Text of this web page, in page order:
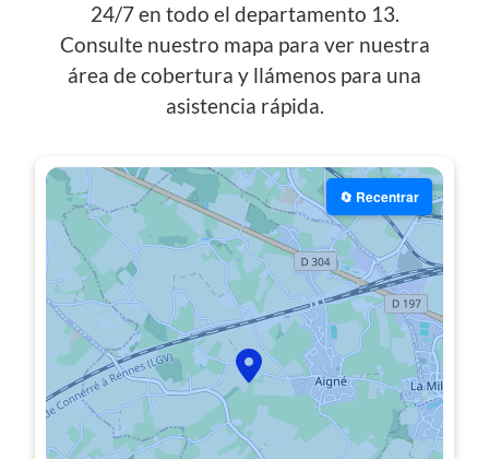
24/7 en todo el departamento 13.
Consulte nuestro mapa para ver nuestra
área de cobertura y llámenos para una
asistencia rápida.
🔄 Recentrar